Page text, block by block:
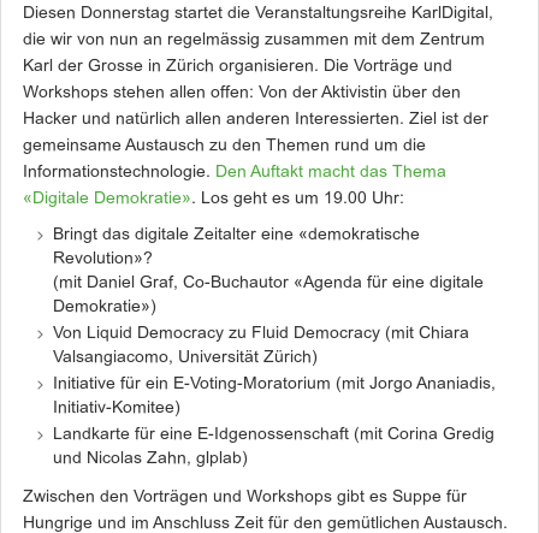
Diesen Donnerstag startet die Veranstaltungsreihe KarlDigital,
die wir von nun an regelmässig zusammen mit dem Zentrum
Karl der Grosse in Zürich organisieren. Die Vorträge und
Workshops stehen allen offen: Von der Aktivistin über den
Hacker und natürlich allen anderen Interessierten. Ziel ist der
gemeinsame Austausch zu den Themen rund um die
Informationstechnologie. Den Auftakt macht das Thema
«Digitale Demokratie». Los geht es um 19.00 Uhr:
Bringt das digitale Zeitalter eine «demokratische
Revolution»?
(mit Daniel Graf, Co-Buchautor «Agenda für eine digitale
Demokratie»)
Von Liquid Democracy zu Fluid Democracy (mit Chiara
Valsangiacomo, Universität Zürich)
Initiative für ein E-Voting-Moratorium (mit Jorgo Ananiadis,
Initiativ-Komitee)
Landkarte für eine E-Idgenossenschaft (mit Corina Gredig
und Nicolas Zahn, glplab)
Zwischen den Vorträgen und Workshops gibt es Suppe für
Hungrige und im Anschluss Zeit für den gemütlichen Austausch.